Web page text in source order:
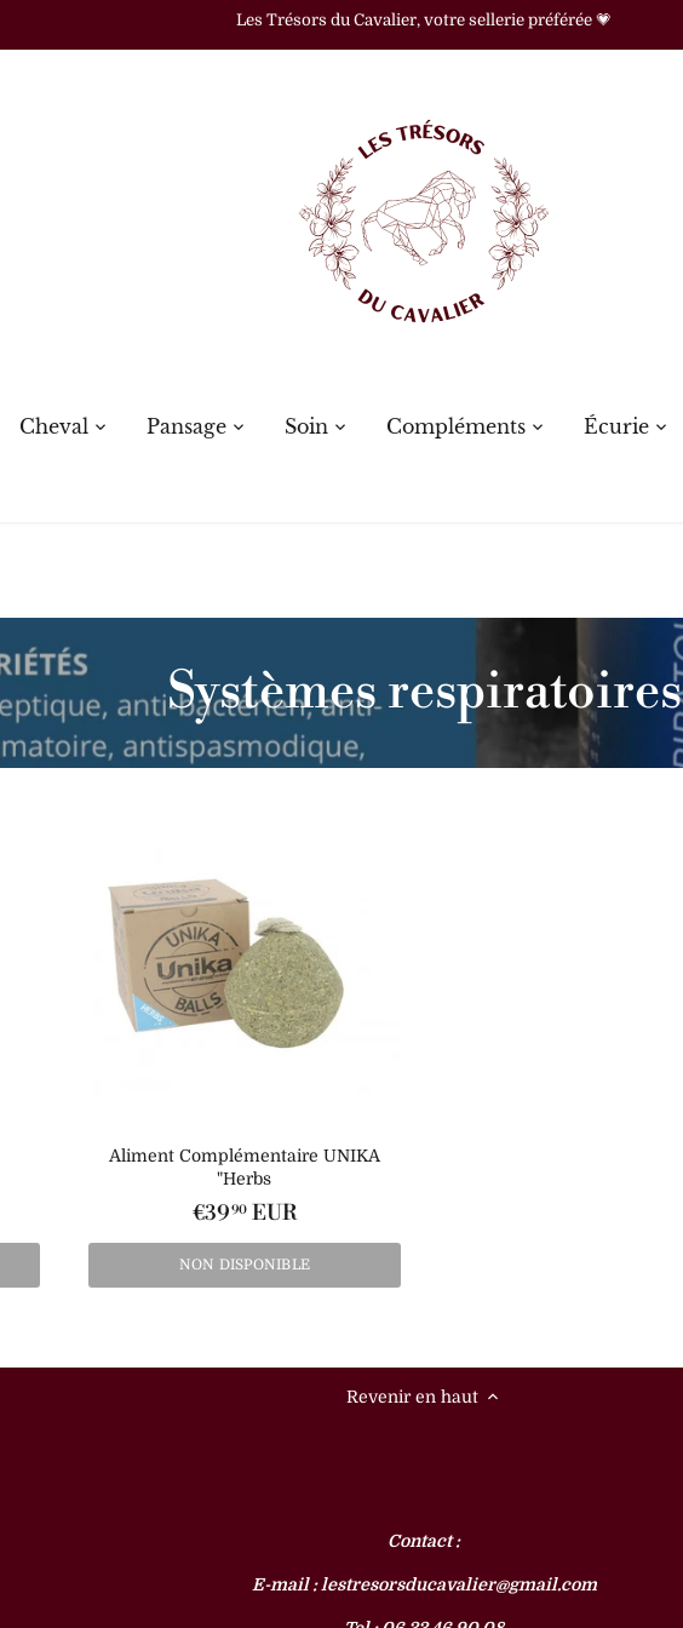
Les Trésors du Cavalier, votre sellerie préférée 💗
Cheval Pansage Soin Compléments Écurie
Systèmes respiratoires
Aliment Complémentaire UNIKA
"Herbs
€3990EUR
NON DISPONIBLE
Revenir en haut
Contact :
E-mail : lestresorsducavalier@gmail.com